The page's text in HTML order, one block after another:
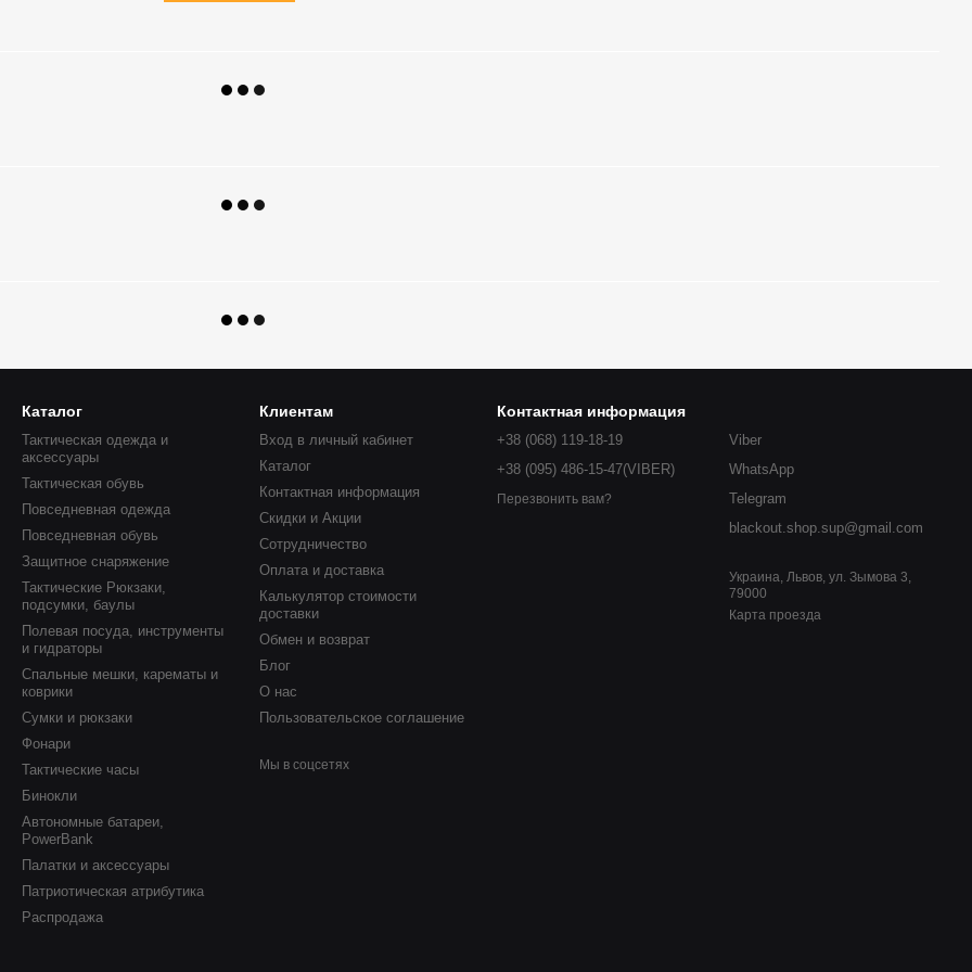
Каталог
Тактическая одежда и
аксессуары
Тактическая обувь
Повседневная одежда
Повседневная обувь
Защитное снаряжение
Тактические Рюкзаки,
подсумки, баулы
Полевая посуда, инструменты
и гидраторы
Спальные мешки, карематы и
коврики
Сумки и рюкзаки
Фонари
Тактические часы
Бинокли
Автономные батареи,
PowerBank
Палатки и аксессуары
Патриотическая атрибутика
Распродажа
Клиентам
Вход в личный кабинет
Каталог
Контактная информация
Скидки и Акции
Сотрудничество
Оплата и доставка
Калькулятор стоимости
доставки
Обмен и возврат
Блог
О нас
Пользовательское соглашение
Мы в соцсетях
Контактная информация
+38 (068) 119-18-19
+38 (095) 486-15-47(VIBER)
Перезвонить вам?
Viber
WhatsApp
Telegram
blackout.shop.sup@gmail.com
Украина, Львов, ул. Зымова 3,
79000
Карта проезда